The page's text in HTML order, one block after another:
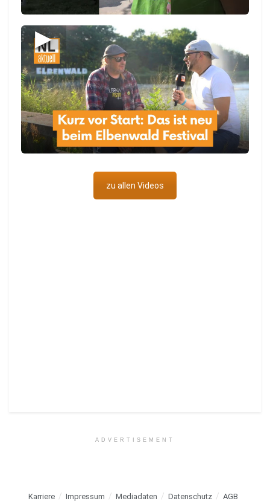
▶
zu allen Videos
ADVERTISEMENT
Karriere Impressum Mediadaten Datenschutz AGB